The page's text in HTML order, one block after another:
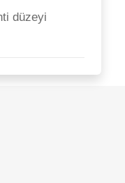
düzeyi